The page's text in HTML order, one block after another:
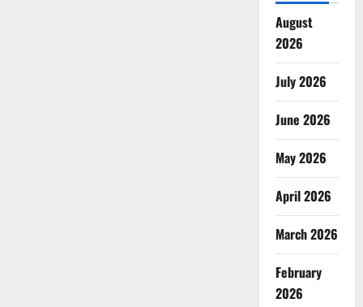
August
2026
July 2026
June 2026
May 2026
April 2026
March 2026
February
2026